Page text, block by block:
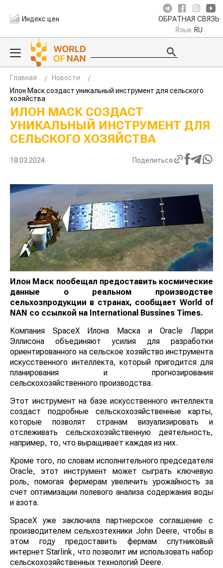
Индекс цен ОБРАТНАЯ СВЯЗЬ
Язык RU
Главная
Новости
Илон Маск создаст уникальный инструмент для сельского
хозяйства
ИЛОН МАСК СОЗДАСТ
УНИКАЛЬНЫЙ ИНСТРУМЕНТ ДЛЯ
СЕЛЬСКОГО ХОЗЯЙСТВА
18.03.2024 Поделиться
Илон Маск пообещал предоставить космические
данные о реальном производстве
сельхозпродукции в странах, сообщает World of
NAN со ссылкой на International Bussines Times.
Компания SpaceX Илона Маска и Oracle Ларри
Эллисона объединяют усилия для разработки
ориентированного на сельское хозяйство инструмента
искусственного интеллекта, который пригодится для
планирования и прогнозирования
сельскохозяйственного производства.
Этот инструмент на базе искусственного интеллекта
создаст подробные сельскохозяйственные карты,
которые позволят странам визуализировать и
отслеживать сельскохозяйственную деятельность,
например, то, что выращивает каждая из них.
Кроме того, по словам исполнительного председателя
Oracle, этот инструмент может сыграть ключевую
роль, помогая фермерам увеличить урожайность за
счет оптимизации полевого анализа содержания воды
и азота.
SpaceX уже заключила партнерское соглашение с
производителем сельхозтехники John Deere, чтобы в
этом году предоставить фермам спутниковый
интернет Starlink, что позволит им использовать набор
сельскохозяйственных технологий Deere.